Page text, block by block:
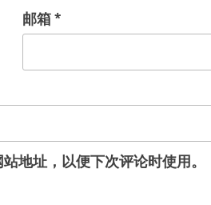
邮箱*
地址，以便下次评论时使用。